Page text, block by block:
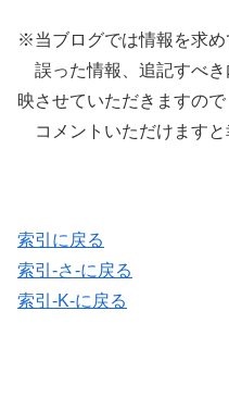
※当ブログでは情報を求め
誤った情報、追記すべき
映させていただきますので
コメントいただけますと
索引に戻る
索引-さ-に戻る
索引-K-に戻る